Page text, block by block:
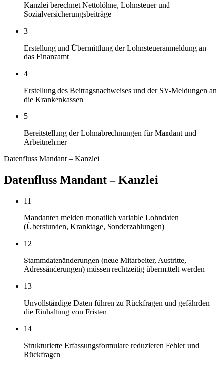
Kanzlei berechnet Nettolöhne, Lohnsteuer und
Sozialversicherungsbeiträge
3
Erstellung und Übermittlung der Lohnsteueranmeldung an
das Finanzamt
4
Erstellung des Beitragsnachweises und der SV-Meldungen an
die Krankenkassen
5
Bereitstellung der Lohnabrechnungen für Mandant und
Arbeitnehmer
Datenfluss Mandant – Kanzlei
Datenfluss Mandant – Kanzlei
11
Mandanten melden monatlich variable Lohndaten
(Überstunden, Kranktage, Sonderzahlungen)
12
Stammdatenänderungen (neue Mitarbeiter, Austritte,
Adressänderungen) müssen rechtzeitig übermittelt werden
13
Unvollständige Daten führen zu Rückfragen und gefährden
die Einhaltung von Fristen
14
Strukturierte Erfassungsformulare reduzieren Fehler und
Rückfragen